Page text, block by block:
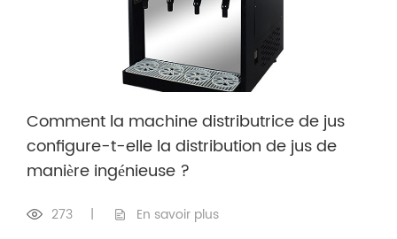
Comment la machine distributrice de jus
configure-t-elle la distribution de jus de
manière ingénieuse ?
273 | En savoir plus